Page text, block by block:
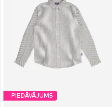
PIEDĀVĀJUMS